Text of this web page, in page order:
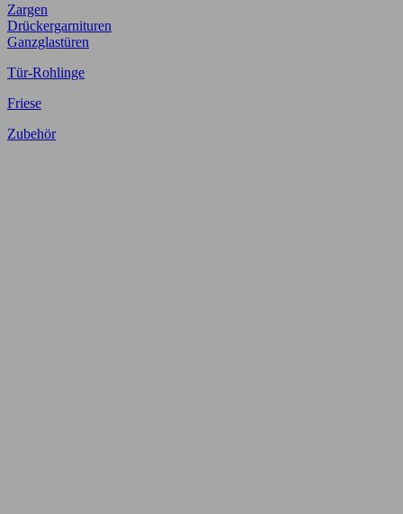
Zargen
Drückergarnituren
Ganzglastüren
Tür-Rohlinge
Friese
Zubehör